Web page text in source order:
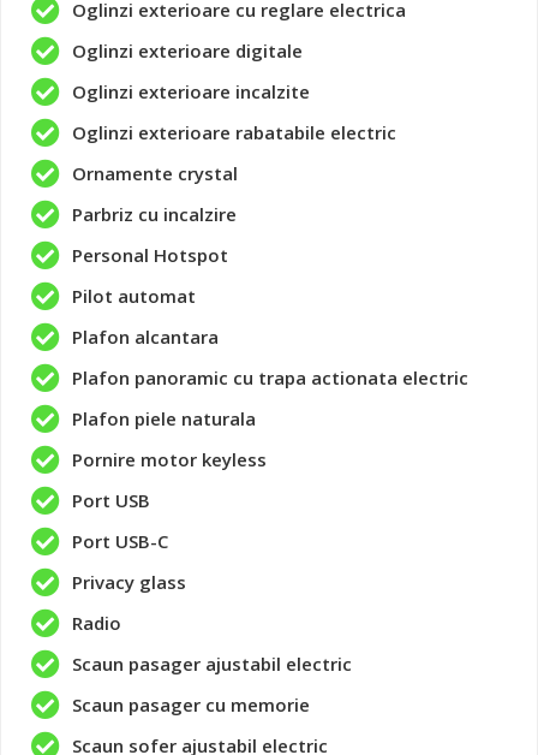
Oglinzi exterioare cu reglare electrica
Oglinzi exterioare digitale
Oglinzi exterioare incalzite
Oglinzi exterioare rabatabile electric
Ornamente crystal
Parbriz cu incalzire
Personal Hotspot
Pilot automat
Plafon alcantara
Plafon panoramic cu trapa actionata electric
Plafon piele naturala
Pornire motor keyless
Port USB
Port USB-C
Privacy glass
Radio
Scaun pasager ajustabil electric
Scaun pasager cu memorie
Scaun sofer ajustabil electric